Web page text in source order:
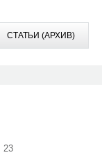
СТАТЬИ (АРХИВ)
23